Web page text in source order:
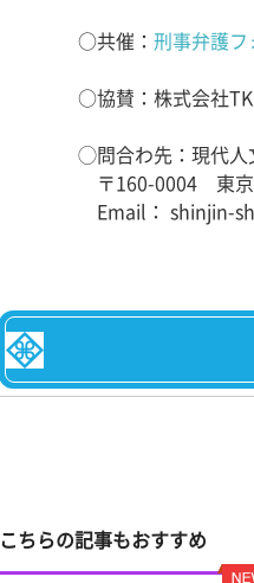
○共催：刑事弁護
○協賛：株式会社
◯問合わ先：現代人
〒160-0004 東京
Email： shinjin-
こちらの記事もおすすめ